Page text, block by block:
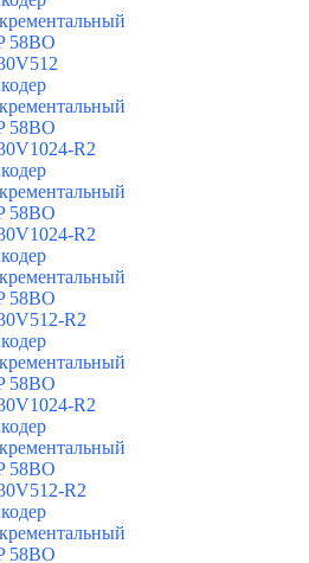
58BO
58BO
R2
58BO
R2
58BO
R2
58BO
R2
58BO
R2
58BO